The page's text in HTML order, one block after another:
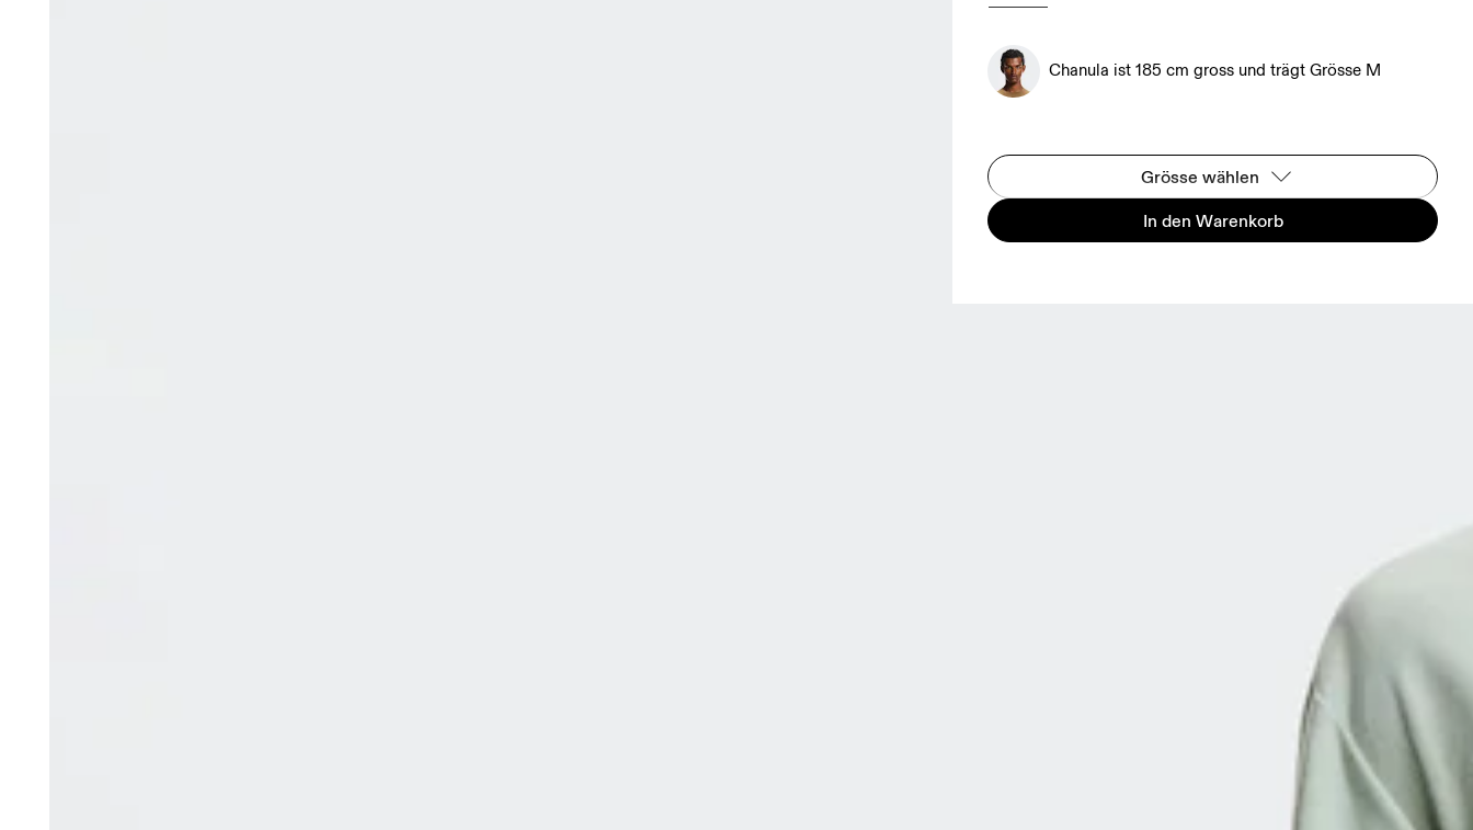
Chanula ist 185 cm gross und trägt Grösse M
Grösse wählen
In den Warenkorb